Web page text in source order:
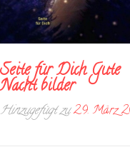
Seite für Dich Gute
Nacht bilder
Hinzugefügt zu29. März